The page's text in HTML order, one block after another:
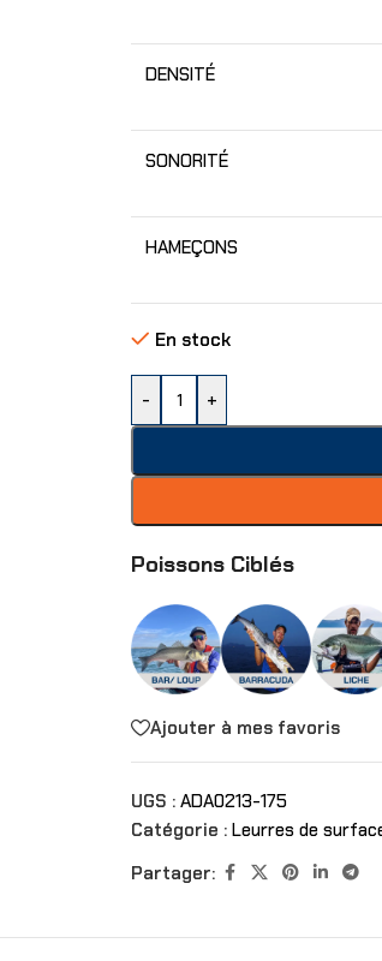
DENSITÉ
SONORITÉ
HAMEÇONS
En stock
- +
Poissons Ciblés
Ajouter à mes favoris
UGS : ADA0213-175
Catégorie : Leurres de
Partager: